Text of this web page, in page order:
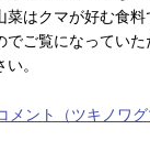
菜はクマが好む食
でご覧になってい
。
メント（ツキノワグ